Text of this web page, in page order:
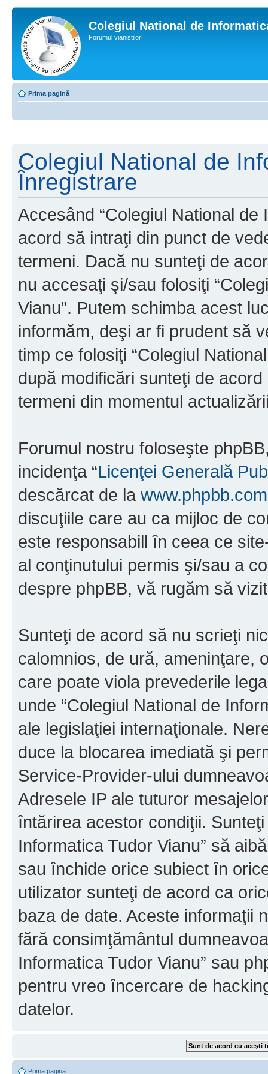
Colegiul National de
Forumul vianistilor
Prima pagină
Colegiul National de
Înregistrare
Accesând “Colegiul National de
acord să intraţi din punct de
termeni. Dacă nu sunteţi de
nu accesaţi şi/sau folosiţi
Vianu”. Putem schimba acest
informăm, deşi ar fi prudent să
timp ce folosiţi “Colegiul
după modificări sunteţi de
termeni din momentul
Forumul nostru foloseşte
incidenţa “Licenţei Generală
descărcat de la www.phpbb.com
discuţiile care au ca mijloc de
este responsabill în ceea ce
al conţinutului permis şi/sau a
despre phpBB, vă rugăm să
Sunteţi de acord să nu scrieţi
calomnios, de ură, ameninţare,
care poate viola prevederile
unde “Colegiul National de
ale legislaţiei internaţionale.
duce la blocarea imediată şi
Service-Provider-ului
Adresele IP ale tuturor
întărirea acestor condiţii.
Informatica Tudor Vianu” să
sau închide orice subiect în
utilizator sunteţi de acord ca
baza de date. Aceste informaţii
fără consimţământul
Informatica Tudor Vianu” sau
pentru vreo încercare de
datelor.
Prima pagină